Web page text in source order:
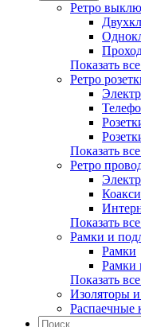
Ретро
Показать
Ретро
Показать
Ретро
Показать
Рамки и
Рамки
Рамки
Показать
Изоляторы и
Распаечные